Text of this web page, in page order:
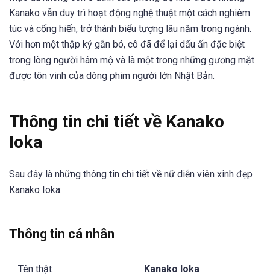
Kanako vẫn duy trì hoạt động nghệ thuật một cách nghiêm
túc và cống hiến, trở thành biểu tượng lâu năm trong ngành.
Với hơn một thập kỷ gắn bó, cô đã để lại dấu ấn đặc biệt
trong lòng người hâm mộ và là một trong những gương mặt
được tôn vinh của dòng phim người lớn Nhật Bản.
Thông tin chi tiết về Kanako
Ioka
Sau đây là những thông tin chi tiết về nữ diễn viên xinh đẹp
Kanako Ioka:
Thông tin cá nhân
Tên thật Kanako Ioka